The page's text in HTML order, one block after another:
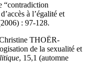
“contradiction
à l’égalité et
: 97-128.
THOËR-
de la sexualité et
, 15,1 (automne